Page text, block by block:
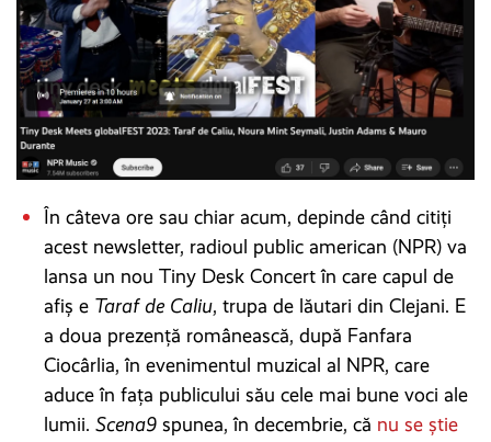
În câteva ore sau chiar acum, depinde când citiți
acest newsletter, radioul public american (NPR) va
lansa un nou Tiny Desk Concert în care capul de
afiș e Taraf de Caliu, trupa de lăutari din Clejani. E
a doua prezență românească, după Fanfara
Ciocârlia, în evenimentul muzical al NPR, care
aduce în fața publicului său cele mai bune voci ale
lumii. Scena9 spunea, în decembrie, că nu se știe